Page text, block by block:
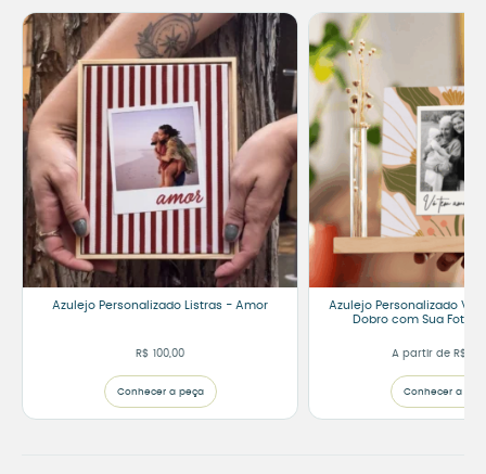
Azulejo Personalizado Listras - Amor
R$ 100,00
Conhecer a peça
Azulejo Personalizado Vó
Dobro com Sua Foto –
A partir de R$
Conhecer a